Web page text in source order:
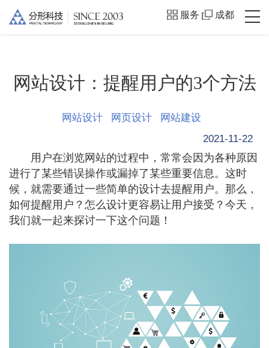
服务 成都
网站设计：提醒用户的3个方法
网站设计 网页设计
网站建设
2021-11-22
用户在浏览网站的过程中，常常会因为各种原因
进行了某些错误操作或漏掉了某些重要信息。这时
候，就需要通过一些简单的设计去提醒用户。那么，
如何提醒用户？怎么设计更容易让用户接受？今天，
我们就一起来探讨一下这个问题！